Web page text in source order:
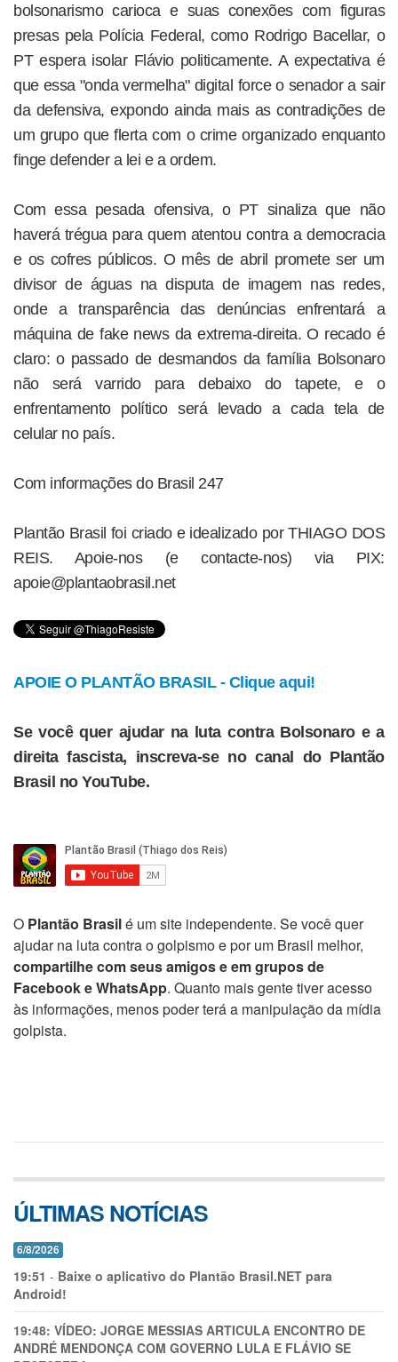
bolsonarismo carioca e suas conexões com figuras
presas pela Polícia Federal, como Rodrigo Bacellar, o
PT espera isolar Flávio politicamente. A expectativa é
que essa "onda vermelha" digital force o senador a sair
da defensiva, expondo ainda mais as contradições de
um grupo que flerta com o crime organizado enquanto
finge defender a lei e a ordem.
Com essa pesada ofensiva, o PT sinaliza que não
haverá trégua para quem atentou contra a democracia
e os cofres públicos. O mês de abril promete ser um
divisor de águas na disputa de imagem nas redes,
onde a transparência das denúncias enfrentará a
máquina de fake news da extrema-direita. O recado é
claro: o passado de desmandos da família Bolsonaro
não será varrido para debaixo do tapete, e o
enfrentamento político será levado a cada tela de
celular no país.
Com informações do Brasil 247
Plantão Brasil foi criado e idealizado por THIAGO DOS
REIS. Apoie-nos (e contacte-nos) via PIX:
apoie@plantaobrasil.net
APOIE O PLANTÃO BRASIL - Clique aqui!
Se você quer ajudar na luta contra Bolsonaro e a
direita fascista, inscreva-se no canal do Plantão
Brasil no YouTube.
O Plantão Brasilé um site independente. Se você quer
ajudar na luta contra o golpismo e por um Brasil melhor,
compartilhe com seus amigos e em grupos de
Facebook e WhatsApp. Quanto mais gente tiver acesso
às informações, menos poder terá a manipulação da mídia
golpista.
ÚLTIMAS NOTÍCIAS
6/8/2026
19:51 - Baixe o aplicativo do Plantão Brasil.NET para
Android!
19:48: VÍDEO: JORGE MESSIAS ARTICULA ENCONTRO DE
ANDRÉ MENDONÇA COM GOVERNO LULA E FLÁVIO SE